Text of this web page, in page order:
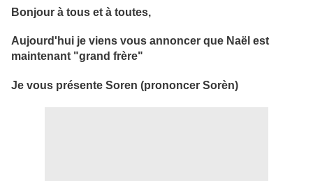
Bonjour à tous et à toutes,
Aujourd'hui je viens vous annoncer que Naël est
maintenant "grand frère"
Je vous présente Soren (prononcer Sorèn)